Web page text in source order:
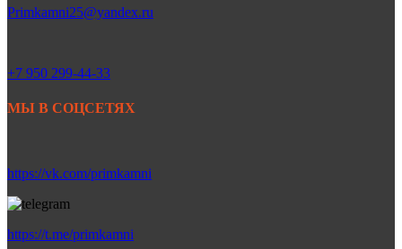
Primkamni25@yandex.ru
+7 950 299-44-33
МЫ В СОЦСЕТЯХ
https://vk.com/primkamni
https://t.me/primkamni